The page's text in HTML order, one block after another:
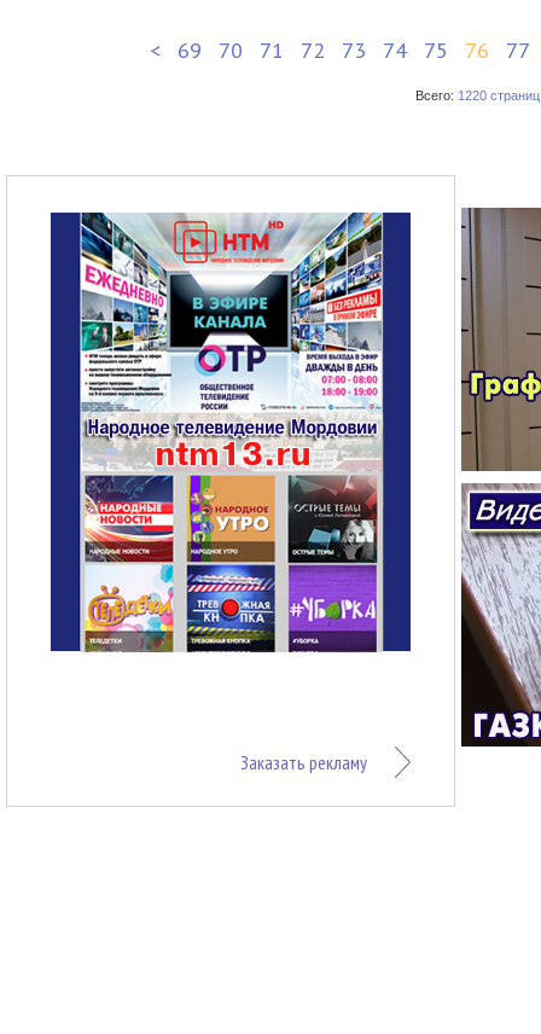
< 69 70 71 72 73 74 75 76 77
Всего: 1220 страниц
Заказать рекламу